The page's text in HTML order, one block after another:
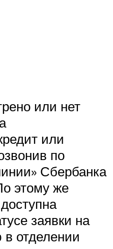
или нет
или
по
Сбербанка
этому же
заявки на
в отделении